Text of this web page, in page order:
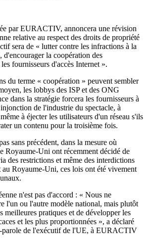
par EURACTIV, annoncera une révision
relative au respect des droits de propriété
sera de « lutter contre les infractions à la
d'encourager la coopération des
fournisseurs d'accès Internet ».
du terme « coopération » peuvent sembler
les lobbys des ISP et des ONG
dans la stratégie forcera les fournisseurs à
de l'industrie du spectacle, à
à éjecter les utilisateurs d'un réseau s'ils
un contenu pour la troisième fois.
sans précédent, dans la mesure où
Royaume-Uni ont récemment décidé de
des restrictions et même des interdictions
au Royaume-Uni, ces lois ont été vivement
n'est pas d'accord : « Nous ne
l'un ou l'autre modèle national, mais plutôt
meilleures pratiques et de développer les
et les plus proportionnées », a déclaré
parole de l'exécutif de l'UE, à EURACTIV